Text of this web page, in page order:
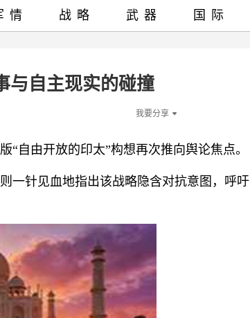
与自主现实的碰撞
我要分享
自由开放的印太”构想再次推向舆论焦点。
一针见血地指出该战略隐含对抗意图，呼吁
情 战略 武器 国际